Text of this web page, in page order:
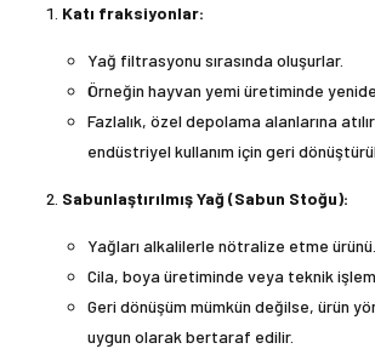
Katı fraksiyonlar:
Yağ filtrasyonu sırasında oluşurlar.
Örneğin hayvan yemi üretiminde
Fazlalık, özel depolama alanlarına
endüstriyel kullanım için geri
Sabunlaştırılmış Yağ (Sabun Stoğu):
Yağları alkalilerle nötralize etme ürünü.
Cila, boya üretiminde veya teknik
Geri dönüşüm mümkün değilse, ürün
uygun olarak bertaraf edilir.